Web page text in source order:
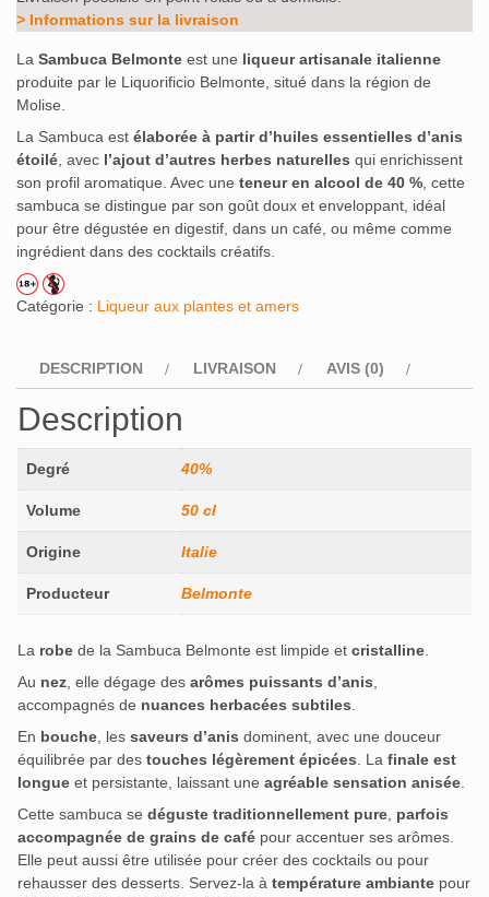
> Informations sur la livraison
La Sambuca Belmonte est une liqueur artisanale italienne
produite par le Liquorificio Belmonte, situé dans la région de
Molise.
La Sambuca est élaborée à partir d’huiles essentielles d’anis
étoilé , avec l’ajout d’autres herbes naturelles qui enrichissent
son profil aromatique. Avec une teneur en alcool de 40 % , cette
sambuca se distingue par son goût doux et enveloppant, idéal
pour être dégustée en digestif, dans un café, ou même comme
ingrédient dans des cocktails créatifs.
Catégorie : Liqueur aux plantes et amers
DESCRIPTION LIVRAISON AVIS (0)
Description
Degré 40%
Volume 50 cl
Origine Italie
Producteur Belmonte
La robe de la Sambuca Belmonte est limpide et cristalline.
Au nez, elle dégage des arômes puissants d’anis,
accompagnés de nuances herbacées subtiles.
En bouche, les saveurs d’anis dominent, avec une douceur
équilibrée par des touches légèrement épicées. La finale est
longue et persistante, laissant une agréable sensation anisée.
Cette sambuca se déguste traditionnellement pure, parfois
accompagnée de grains de café pour accentuer ses arômes.
Elle peut aussi être utilisée pour créer des cocktails ou pour
rehausser des desserts. Servez-la à température ambiante pour